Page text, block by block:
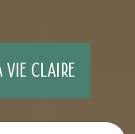
VIE CLAIRE